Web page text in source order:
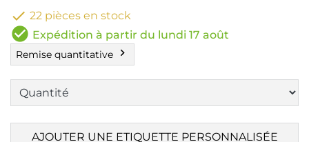
 22 pièces en stock
check_circle Expédition à partir du lundi 17 août
Remise quantitative chevron_right
AJOUTER UNE ETIQUETTE PERSONNALISÉE